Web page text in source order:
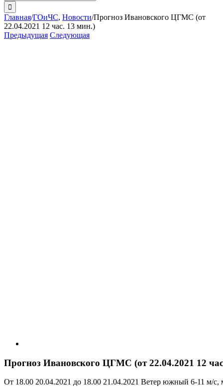
поиска:
Главная/ГОиЧС, Новости/Прогноз Ивановского ЦГМС (от
22.04.2021 12 час. 13 мин.)
Предыдущая Следующая
Прогноз Ивановского ЦГМС (от 22.04.2021 12
От 18.00 20.04.2021 до 18.00 21.04.2021 Ветер южный 6-11 м/с,